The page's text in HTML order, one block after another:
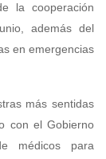
la cooperación
además del
en emergencias
más sentidas
con el Gobierno
médicos para